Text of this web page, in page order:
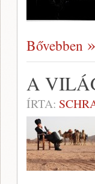
Bővebben
A
ÍRTA: